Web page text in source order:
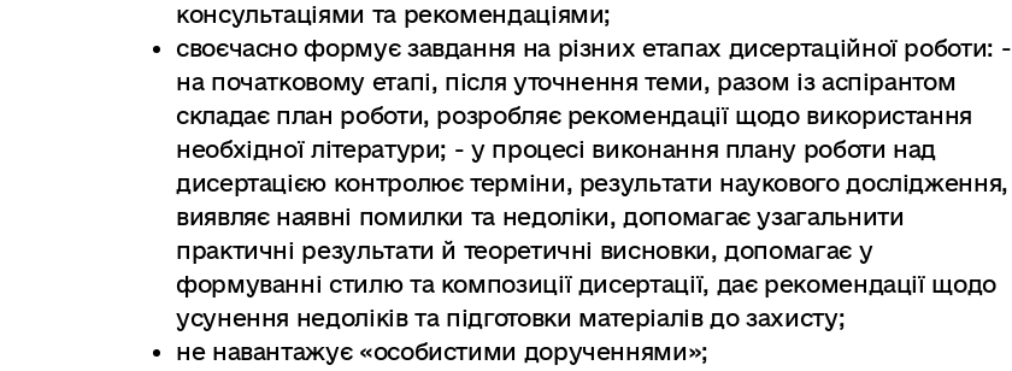
консультаціями та рекомендаціями;
своєчасно формує завдання на різних етапах дисертаційної роботи: -
на початковому етапі, після уточнення теми, разом із аспірантом
складає план роботи, розробляє рекомендації щодо використання
необхідної літератури; - у процесі виконання плану роботи над
дисертацією контролює терміни, результати наукового дослідження,
виявляє наявні помилки та недоліки, допомагає узагальнити
практичні результати й теоретичні висновки, допомагає у
формуванні стилю та композиції дисертації, дає рекомендації щодо
усунення недоліків та підготовки матеріалів до захисту;
не навантажує «особистими дорученнями»;